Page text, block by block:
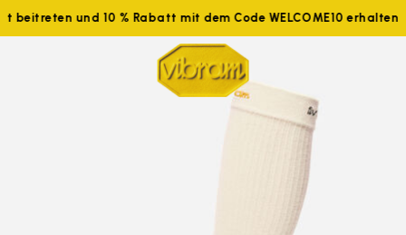
beitreten und 10 % Rabatt mit dem Code WELCOME10 erhalten